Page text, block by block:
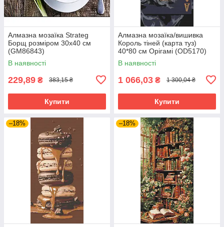
Алмазна мозаїка Strateg
Борщ розміром 30х40 см
(GM86843)
В наявності
229,89 ₴ 383,15 ₴
Купити
Алмазна мозаїка/вишивка
Король тіней (карта туз)
40*80 см Орігамі (OD5170)
В наявності
1 066,03 ₴ 1 300,04 ₴
Купити
–18% –18%